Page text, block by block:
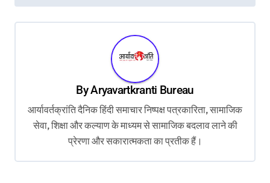
ByAryavartkranti Bureau
आर्यावर्तक्रांति दैनिक हिंदी समाचार निष्पक्ष पत्रकारिता, सामाजिक
सेवा, शिक्षा और कल्याण के माध्यम से सामाजिक बदलाव लाने की
प्रेरणा और सकारात्मकता का प्रतीक हैं।